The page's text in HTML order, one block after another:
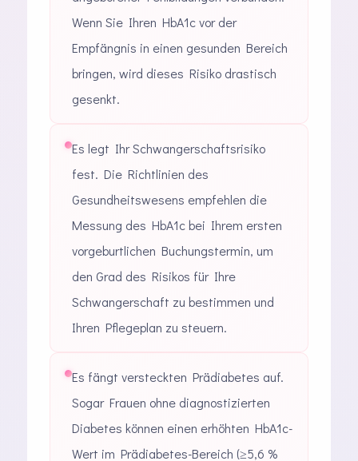
Wenn Sie Ihren HbA1c vor der
Empfängnis in einen gesunden Bereich
bringen, wird dieses Risiko drastisch
gesenkt.
Es legt Ihr Schwangerschaftsrisiko
fest. Die Richtlinien des
Gesundheitswesens empfehlen die
Messung des HbA1c bei Ihrem ersten
vorgeburtlichen Buchungstermin, um
den Grad des Risikos für Ihre
Schwangerschaft zu bestimmen und
Ihren Pflegeplan zu steuern.
Es fängt versteckten Prädiabetes auf.
Sogar Frauen ohne diagnostizierten
Diabetes können einen erhöhten HbA1c-
Wert im Prädiabetes-Bereich (≥5,6 %